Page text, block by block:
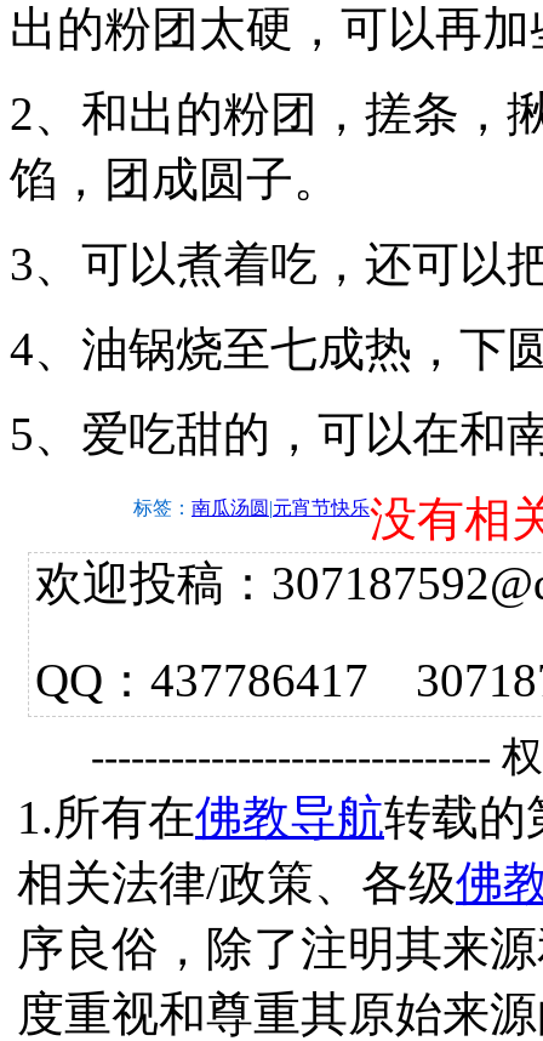
出的粉团太硬，可以再
2、和出的粉团，搓条，
馅，团成圆子。
3、可以煮着吃，还可以
4、油锅烧至七成热，下
5、爱吃甜的，可以在和
标签： 南瓜汤圆 |元宵节快乐没有相
欢迎投稿：
QQ：437786417
------------------------------
1.所有在佛教导航转载的
相关法律/政策、各级佛
序良俗，除了注明其来
度重视和尊重其原始来